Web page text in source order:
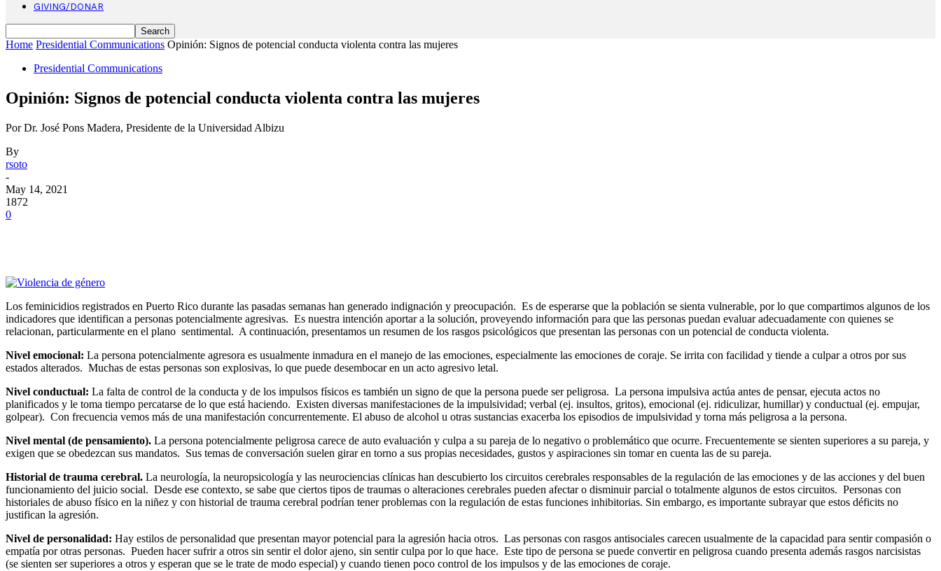
GIVING/DONAR
Home Presidential Communications Opinión: Signos de potencial conducta violenta contra las mujeres
Presidential Communications
Opinión: Signos de potencial conducta violenta contra las mujeres
Por Dr. José Pons Madera, Presidente de la Universidad Albizu
By
rsoto
-
May 14, 2021
1872
0
Los feminicidios registrados en Puerto Rico durante las pasadas semanas han generado indignación y preocupación. Es de esperarse que la población se sienta vulnerable, por lo que compartimos algunos de los
indicadores que identifican a personas potencialmente agresivas. Es nuestra intención aportar a la solución, proveyendo información para que las personas puedan evaluar adecuadamente con quienes se
relacionan, particularmente en el plano sentimental. A continuación, presentamos un resumen de los rasgos psicológicos que presentan las personas con un potencial de conducta violenta.
Nivel emocional: La persona potencialmente agresora es usualmente inmadura en el manejo de las emociones, especialmente las emociones de coraje. Se irrita con facilidad y tiende a culpar a otros por sus
estados alterados. Muchas de estas personas son explosivas, lo que puede desembocar en un acto agresivo letal.
Nivel conductual: La falta de control de la conducta y de los impulsos físicos es también un signo de que la persona puede ser peligrosa. La persona impulsiva actúa antes de pensar, ejecuta actos no
planificados y le toma tiempo percatarse de lo que está haciendo. Existen diversas manifestaciones de la impulsividad; verbal (ej. insultos, gritos), emocional (ej. ridiculizar, humillar) y conductual (ej. empujar,
golpear). Con frecuencia vemos más de una manifestación concurrentemente. El abuso de alcohol u otras sustancias exacerba los episodios de impulsividad y torna más peligrosa a la persona.
Nivel mental (de pensamiento). La persona potencialmente peligrosa carece de auto evaluación y culpa a su pareja de lo negativo o problemático que ocurre. Frecuentemente se sienten superiores a su pareja, y
exigen que se obedezcan sus mandatos. Sus temas de conversación suelen girar en torno a sus propias necesidades, gustos y aspiraciones sin tomar en cuenta las de su pareja.
Historial de trauma cerebral. La neurología, la neuropsicología y las neurociencias clínicas han descubierto los circuitos cerebrales responsables de la regulación de las emociones y de las acciones y del buen
funcionamiento del juicio social. Desde ese contexto, se sabe que ciertos tipos de traumas o alteraciones cerebrales pueden afectar o disminuir parcial o totalmente algunos de estos circuitos. Personas con
historiales de abuso físico en la niñez y con historial de trauma cerebral podrían tener problemas con la regulación de estas funciones inhibitorias. Sin embargo, es importante subrayar que estos déficits no
justifican la agresión.
Nivel de personalidad: Hay estilos de personalidad que presentan mayor potencial para la agresión hacia otros. Las personas con rasgos antisociales carecen usualmente de la capacidad para sentir compasión o
empatía por otras personas. Pueden hacer sufrir a otros sin sentir el dolor ajeno, sin sentir culpa por lo que hace. Este tipo de persona se puede convertir en peligrosa cuando presenta además rasgos narcisistas
(se sienten ser superiores a otros y esperan que se le trate de modo especial) y cuando tienen poco control de los impulsos y de las emociones de coraje.